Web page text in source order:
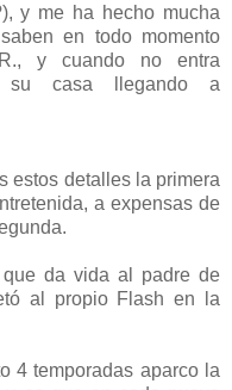
y me ha hecho mucha
en todo momento
y cuando no entra
su casa llegando a
estos detalles la primera
a expensas de
da vida al padre de
al propio Flash en la
4 temporadas aparco la